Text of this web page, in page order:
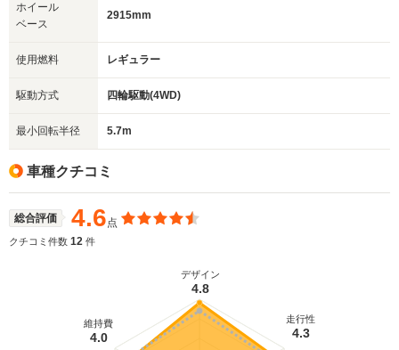
ホイール
ベース
2915mm
使用燃料 レギュラー
駆動方式 四輪駆動(4WD)
最小回転半径 5.7m
車種クチコミ
総合評価 4.6点
クチコミ件数 12 件
デザイン
4.8
走行性
4.3
維持費
4.0